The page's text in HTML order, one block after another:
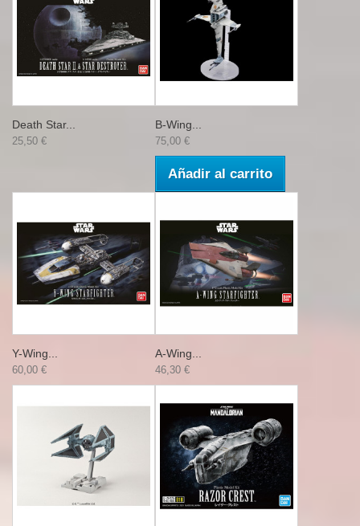
Death Star...
25,50 €
B-Wing...
75,00 €
Añadir al carrito
Y-Wing...
60,00 €
A-Wing...
46,30 €